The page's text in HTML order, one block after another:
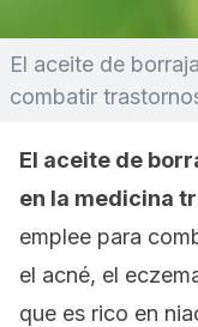
El aceite de
combatir
El aceite de
en la medicina
emplee para
el acné, el
que es rico en